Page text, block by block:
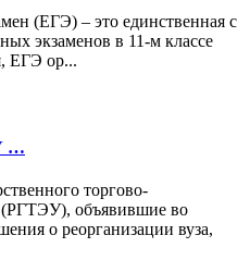
(ЕГЭ) – это единственная с
экзаменов в 11-м классе
ЕГЭ ор...
…
торгово-
(РГТЭУ), объявившие во
о реорганизации вуза,